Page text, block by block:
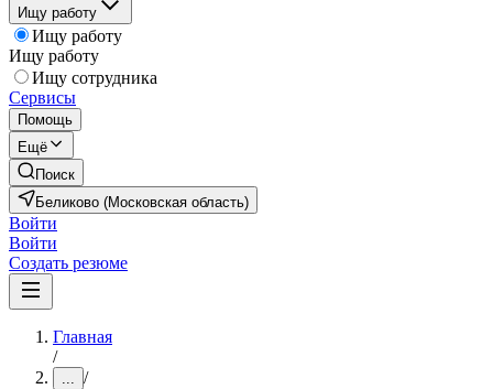
Ищу работу
Ищу работу
Ищу работу
Ищу сотрудника
Сервисы
Помощь
Ещё
Поиск
Беликово (Московская область)
Войти
Войти
Создать резюме
Главная
/
... /